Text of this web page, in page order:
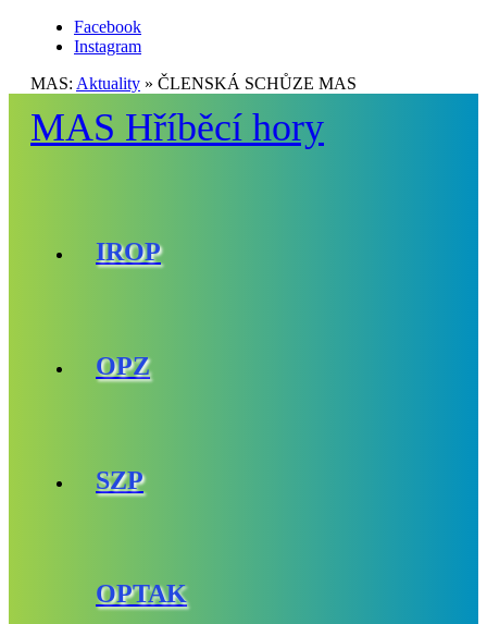
Facebook
Instagram
MAS: Aktuality » ČLENSKÁ SCHŮZE MAS
MAS Hříběcí hory
IROP
OPZ
SZP
OPTAK